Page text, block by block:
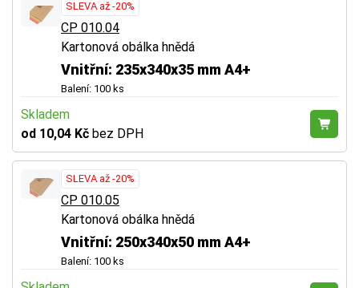
SLEVA až -20%
CP 010.04
Kartonová obálka hnědá
Vnitřní: 235x340x35 mm A4+
Balení: 100 ks
Skladem
od 10,04 Kč bez DPH
SLEVA až -20%
CP 010.05
Kartonová obálka hnědá
Vnitřní: 250x340x50 mm A4+
Balení: 100 ks